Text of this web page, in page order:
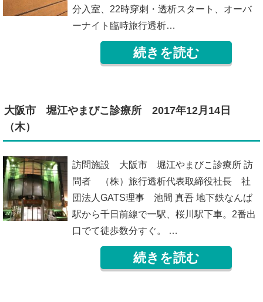
分入室、22時穿刺・透析スタート、オーバ
ーナイト臨時旅行透析…
続きを読む
大阪市 堀江やまびこ診療所 2017年12月14日
（木）
訪問施設 大阪市 堀江やまびこ診療所 訪
問者 （株）旅行透析代表取締役社長 社
団法人GATS理事 池間 真吾 地下鉄なんば
駅から千日前線で一駅、桜川駅下車。2番出
口でて徒歩数分すぐ。 …
続きを読む